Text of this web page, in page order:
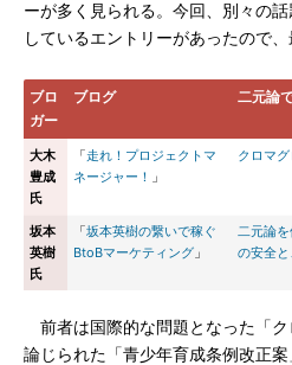
ーが多く見られる。今回、別々の
しているエントリーがあったので、
ブロ
ガー
ブログ 二元論
大木
豊成
氏
「走れ！プロジェクトマ
ネージャー！
」
クロマ
坂本
英樹
氏
「坂本英樹の繋いで稼ぐ
BtoBマーケティング 」
二元論
の安全と
前者は国際的な問題となった「
論じられた「青少年育成条例改正案